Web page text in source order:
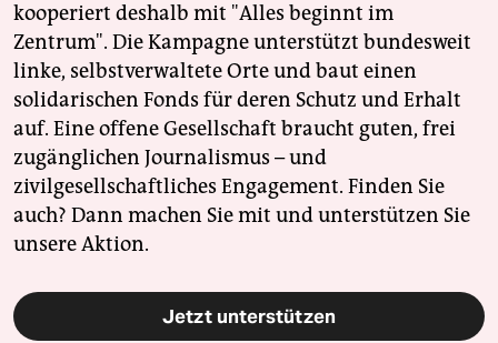
kooperiert deshalb mit "Alles beginnt im
Zentrum". Die Kampagne unterstützt bundesweit
linke, selbstverwaltete Orte und baut einen
solidarischen Fonds für deren Schutz und Erhalt
auf. Eine offene Gesellschaft braucht guten, frei
zugänglichen Journalismus – und
zivilgesellschaftliches Engagement. Finden Sie
auch? Dann machen Sie mit und unterstützen Sie
unsere Aktion.
Jetzt unterstützen